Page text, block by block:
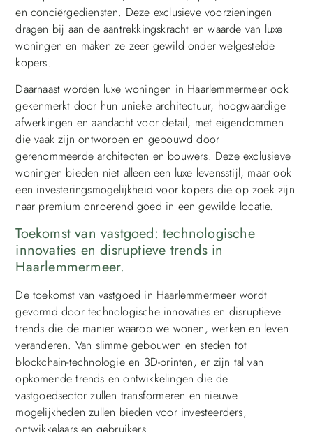
en conciërgediensten. Deze exclusieve voorzieningen
dragen bij aan de aantrekkingskracht en waarde van luxe
woningen en maken ze zeer gewild onder welgestelde
kopers.
Daarnaast worden luxe woningen in Haarlemmermeer ook
gekenmerkt door hun unieke architectuur, hoogwaardige
afwerkingen en aandacht voor detail, met eigendommen
die vaak zijn ontworpen en gebouwd door
gerenommeerde architecten en bouwers. Deze exclusieve
woningen bieden niet alleen een luxe levensstijl, maar ook
een investeringsmogelijkheid voor kopers die op zoek zijn
naar premium onroerend goed in een gewilde locatie.
Toekomst van vastgoed: technologische
innovaties en disruptieve trends in
Haarlemmermeer.
De toekomst van vastgoed in Haarlemmermeer wordt
gevormd door technologische innovaties en disruptieve
trends die de manier waarop we wonen, werken en leven
veranderen. Van slimme gebouwen en steden tot
blockchain-technologie en 3D-printen, er zijn tal van
opkomende trends en ontwikkelingen die de
vastgoedsector zullen transformeren en nieuwe
mogelijkheden zullen bieden voor investeerders,
ontwikkelaars en gebruikers.